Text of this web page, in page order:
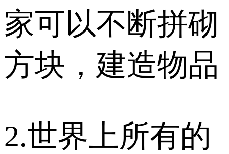
家可以不断拼砌
方块，建造物品
2.世界上所有的